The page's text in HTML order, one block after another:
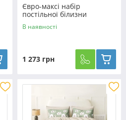
Євро-максі набір
постільної білизни
200*220 із Бязі "Gold" з
простирадлом на резинці
В наявності
1 273 грн